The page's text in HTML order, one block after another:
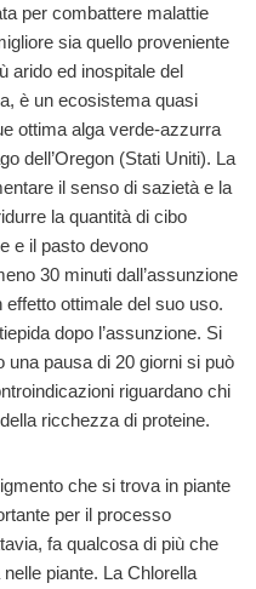
per combattere malattie
sia quello proveniente
arido ed inospitale del
è un ecosistema quasi
ottima alga verde-azzurra
dell’Oregon (Stati Uniti). La
il senso di sazietà e la
la quantità di cibo
e il pasto devono
30 minuti dall’assunzione
ottimale del suo uso.
dopo l’assunzione. Si
una pausa di 20 giorni si può
riguardano chi
ricchezza di proteine.
che si trova in piante
per il processo
fa qualcosa di più che
piante. La Chlorella